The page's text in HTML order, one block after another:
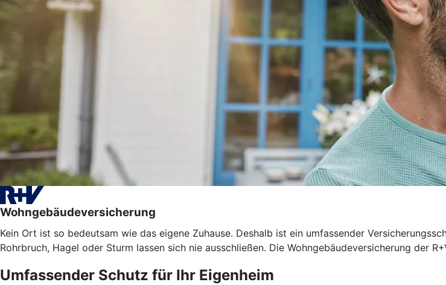
Wohngebäudeversicherung
Kein Ort ist so bedeutsam wie das eigene Zuhause. Deshalb ist ein umfassender
Rohrbruch, Hagel oder Sturm lassen sich nie ausschließen. Die Wohngebäudeversicherung der
Umfassender Schutz für Ihr Eigenheim